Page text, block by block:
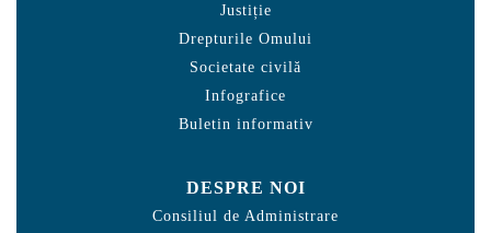
Justiție
Drepturile Omului
Societate civilă
Infografice
Buletin informativ
DESPRE NOI
Consiliul de Administrare